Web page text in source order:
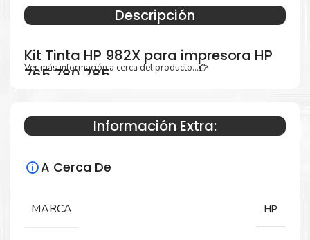
Descripción
Kit Tinta HP 982X para impresora HP
765 780 785
Especificaciones Técnicas
Para impresoras:
Enterprise Color 765DN, 780DN, 785ZS,
Ver más información a cerca del producto...
Información Extra:
A Cerca De
MARCA HP